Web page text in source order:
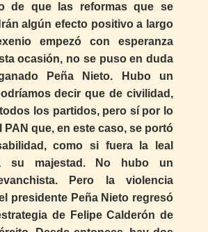
de que las reformas que se
algún efecto positivo a largo
empezó con esperanza
ocasión, no se puso en duda
Peña Nieto. Hubo un
decir que de civilidad,
los partidos, pero sí por lo
PAN que, en este caso, se portó
como si fuera la leal
su majestad. No hubo un
Pero la violencia
presidente Peña Nieto regresó
de Felipe Calderón de